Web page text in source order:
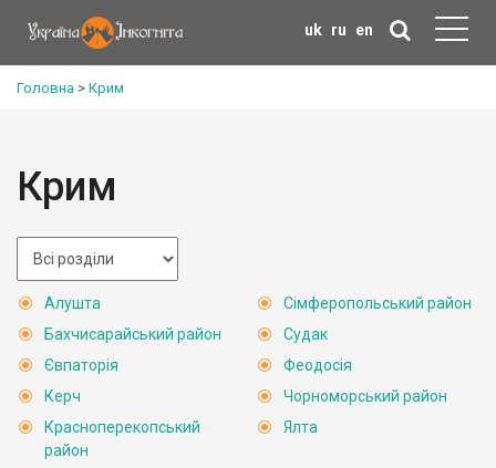
uk ru en
Головна > Крим
Крим
Алушта
Бахчисарайський район
Євпаторія
Керч
Красноперекопський
район
Сімферопольський район
Судак
Феодосія
Чорноморський район
Ялта